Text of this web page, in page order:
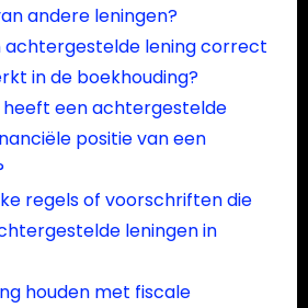
andere leningen?
achtergestelde lening correct
in de boekhouding?
een achtergestelde
positie van een
regels of voorschriften die
leningen in
houden met fiscale